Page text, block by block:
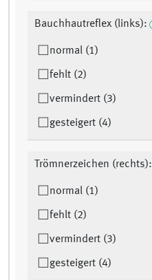
Bauchhautreflex (links):
normal (1)
fehlt (2)
vermindert (3)
gesteigert (4)
Trömnerzeichen (rechts):
normal (1)
fehlt (2)
vermindert (3)
gesteigert (4)